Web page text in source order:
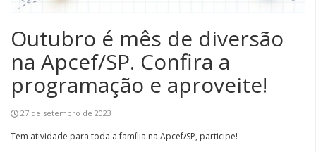
Outubro é mês de diversão
na Apcef/SP. Confira a
programação e aproveite!
27 de setembro de 2023
Tem atividade para toda a família na Apcef/SP, participe!